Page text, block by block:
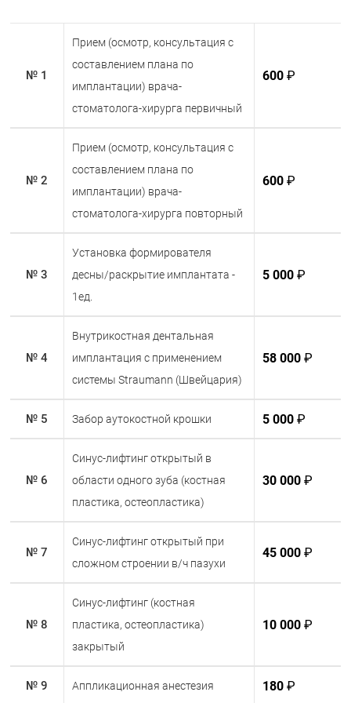
Зубные импланты Straumann — это не только
но и результат передовых технологий, которые
обеспечивают высокий уровень комфорта и
долговечности. Выбирая импланты Straumann,
пациенты могут быть уверены в качестве и
безопасности своего лечения.
№ 1
Прием (осмотр, консультация с
составлением плана по
имплантации) врача-
стоматолога-хирурга первичный
600₽
№ 2
Прием (осмотр, консультация с
составлением плана по
имплантации) врача-
стоматолога-хирурга повторный
600₽
№ 3
Установка формирователя
десны/раскрытие имплантата -
1ед.
5 000₽
№ 4
Внутрикостная дентальная
имплантация с применением
системы Straumann (Швейцария)
58 000₽
№ 5 Забор аутокостной крошки 5 000₽
№ 6
Синус-лифтинг открытый в
области одного зуба (костная
пластика, остеопластика)
30 000₽
№ 7
Синус-лифтинг открытый при
сложном строении в/ч пазухи
45 000₽
№ 8
Синус-лифтинг (костная
пластика, остеопластика)
закрытый
10 000₽
№ 9 Аппликационная анестезия 180₽